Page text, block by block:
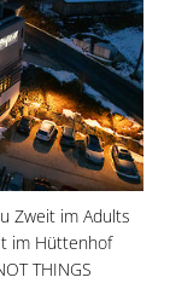
Zweit im Adults
im Hüttenhof
THINGS